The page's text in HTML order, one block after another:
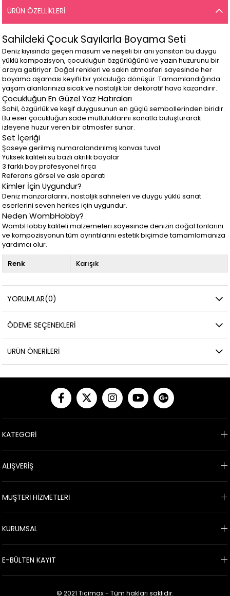
ÜRÜN ÖZELLIKLERI
Sahildeki Çocuk Sayılarla Boyama Seti
Deniz kıyısında geçen masum ve neşeli bir anı yansıtan bu duygu
yüklü kompozisyon, çocukluğun özgürlüğünü ve yazın huzurunu bir
araya getiriyor. Doğal renkleri ve sakin atmosferi sayesinde her
boyama aşaması keyifli bir yolculuğa dönüşür. Tamamlandığında
yaşam alanlarınıza sıcak ve nostaljik bir dekoratif hava kazandırır.
Çocukluğun En Güzel Yaz Hatıraları
Sahil, özgürlük ve keşif duygusunun en güçlü sembollerinden biridir.
Bu eser çocukluğun sade mutluluklarını sanatla buluşturarak
izleyene huzur veren bir atmosfer sunar.
Set İçeriği
Şaseye gerilmiş numaralandırılmış kanvas tuval
Yüksek kaliteli su bazlı akrilik boyalar
3 farklı boy profesyonel fırça
Referans görsel ve askı aparatı
Kimler İçin Uygundur?
Deniz manzaralarını, nostaljik sahneleri ve duygu yüklü sanat
eserlerini seven herkes için uygundur.
Neden WombHobby?
WombHobby kaliteli malzemeleri sayesinde denizin doğal tonlarını
ve kompozisyonun tüm ayrıntılarını estetik biçimde tamamlamanıza
yardımcı olur.
Renk Karışık
YORUMLAR(0)
ÖDEME SEÇENEKLERI
ÜRÜN ÖNERILERI
KATEGORİ
ALIŞVERİŞ
MÜŞTERİ HİZMETLERİ
KURUMSAL
E-BÜLTEN KAYIT
© 2021 Ticimax - Tüm hakları saklıdır.